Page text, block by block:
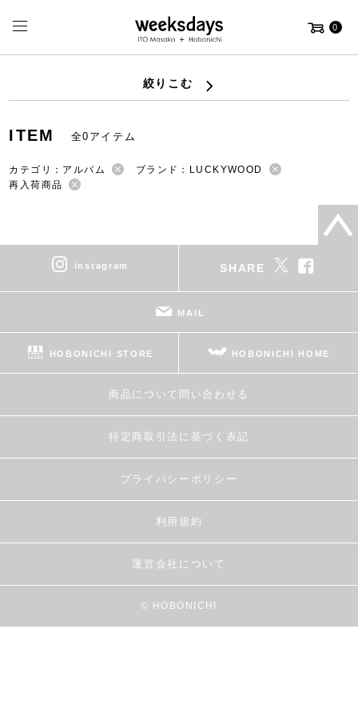
0
絞りこむ
ITEM 全0アイテム
カテゴリ：アルバム
ブランド：LUCKYWOOD
再入荷商品
instagram SHARE
MAIL
HOBONICHI STORE HOBONICHI HOME
商品について問い合わせる
特定商取引法に基づく表記
プライバシーポリシー
利用規約
運営会社について
© HOBONICHI